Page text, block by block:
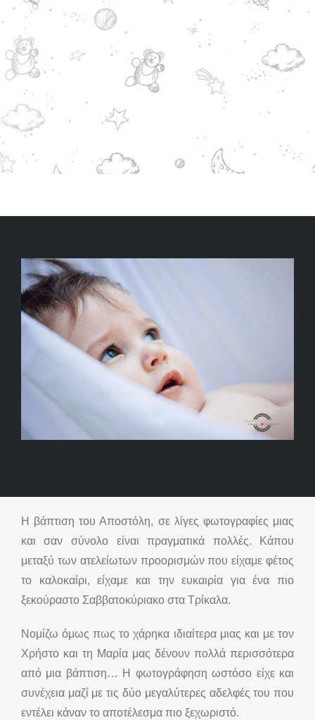
Η βάπτιση του Αποστόλη, σε λίγες φωτογραφίες μιας
και σαν σύνολο είναι πραγματικά πολλές. Κάπου
μεταξύ των ατελείωτων προορισμών που είχαμε φέτος
το καλοκαίρι, είχαμε και την ευκαιρία για ένα πιο
ξεκούραστο Σαββατοκύριακο στα Τρίκαλα.
Νομίζω όμως πως το χάρηκα ιδιαίτερα μιας και με τον
Χρήστο και τη Μαρία μας δένουν πολλά περισσότερα
από μια βάπτιση… Η φωτογράφηση ωστόσο είχε και
συνέχεια μαζί με τις δύο μεγαλύτερες αδελφές του που
εντέλει κάναν το αποτέλεσμα πιο ξεχωριστό.